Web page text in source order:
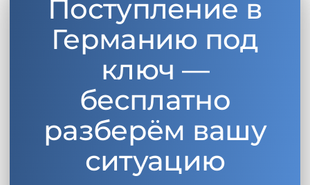
Поступление в
Германию под
ключ —
бесплатно
разберём вашу
ситуацию